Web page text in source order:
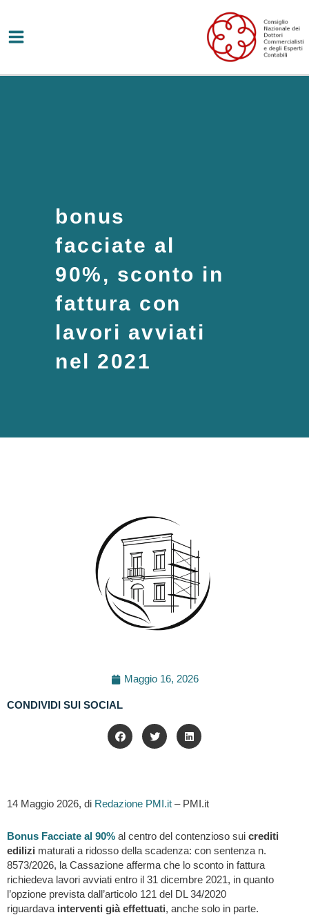
contenuto
bonus
facciate al
90%, sconto in
fattura con
lavori avviati
nel 2021
Maggio 16, 2026
CONDIVIDI SUI SOCIAL
14 Maggio 2026, di Redazione PMI.it – PMI.it
Bonus Facciate al 90% al centro del contenzioso sui crediti
edilizi maturati a ridosso della scadenza: con sentenza n.
8573/2026, la Cassazione afferma che lo sconto in fattura
richiedeva lavori avviati entro il 31 dicembre 2021, in quanto
l’opzione prevista dall’articolo 121 del DL 34/2020
riguardava interventi già effettuati, anche solo in parte.